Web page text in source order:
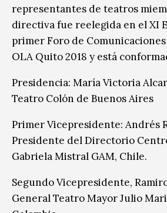
representantes de teatros
directiva fue reelegida en el XI
primer Foro de
OLA Quito 2018 y está
Presidencia: María Victoria
Teatro Colón de Buenos Aires
Primer Vicepresidente: Andrés
Presidente del Directorio
Gabriela Mistral GAM, Chile.
Segundo Vicepresidente,
General Teatro Mayor Julio